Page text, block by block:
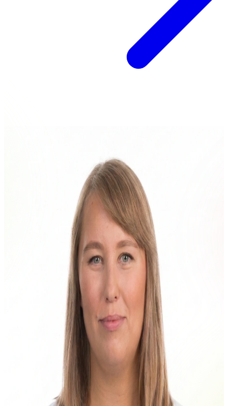
värskeid ideid koguda
eneli@tehisintellekt.ee
Anna Borovikova
personalipartner
anna@tehisintellekt.ee
Loe lähemalt
Martin Meitern
konsultant-koolitaja